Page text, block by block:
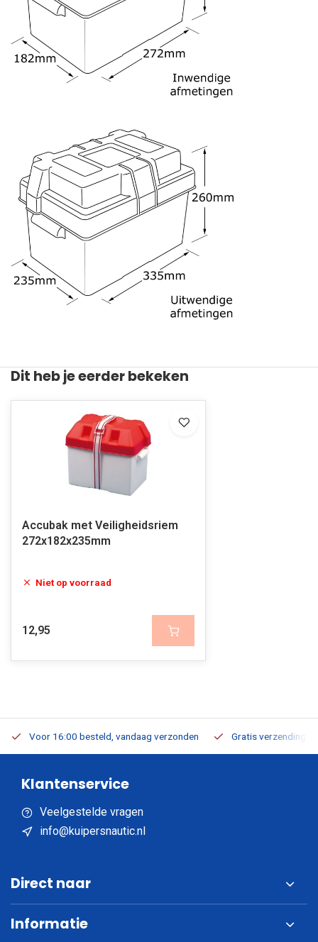
Dit heb je eerder bekeken
Accubak met Veiligheidsriem
272x182x235mm
Niet op voorraad
12,95
Voor 16:00 besteld, vandaag verzonden Gratis verzending
Klantenservice
Veelgestelde vragen
info@kuipersnautic.nl
Direct naar
Informatie